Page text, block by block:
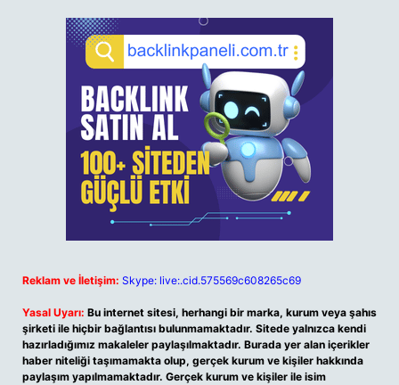
Reklam ve İletişim: Skype: live:.cid.575569c608265c69
Yasal Uyarı: Bu internet sitesi, herhangi bir marka, kurum veya şahıs
şirketi ile hiçbir bağlantısı bulunmamaktadır. Sitede yalnızca kendi
hazırladığımız makaleler paylaşılmaktadır. Burada yer alan içerikler
haber niteliği taşımamakta olup, gerçek kurum ve kişiler hakkında
paylaşım yapılmamaktadır. Gerçek kurum ve kişiler ile isim